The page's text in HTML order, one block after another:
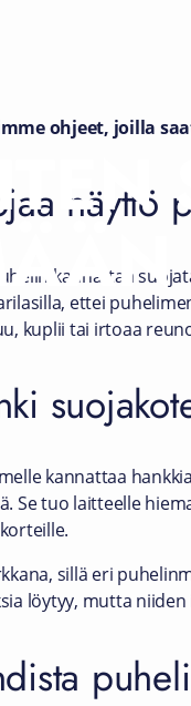
ohjeet, joilla
näyttö
kannattaa
ettei
kuplii tai irtoaa
kannattaa
Se tuo laitteelle
sillä eri
löytyy, mutta niiden